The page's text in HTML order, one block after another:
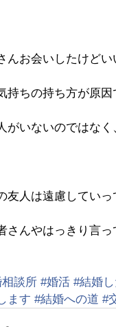
んお会いしたけどい
持ちの持ち方が原因
がいないのではな
友人は遠慮してい
さんやはっきり言
談所 #婚活 #結婚
ます #結婚への道 #